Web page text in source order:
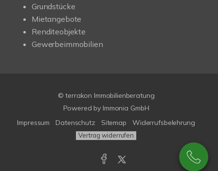
Grundstücke
Mietangebote
Renditeobjekte
Gewerbeimmobilien
© terrakon Immobilienberatung
Powered by Immonia GmbH
Impressum
Datenschutz Sitemap Widerrufsbelehrung
Vertrag widerrufen